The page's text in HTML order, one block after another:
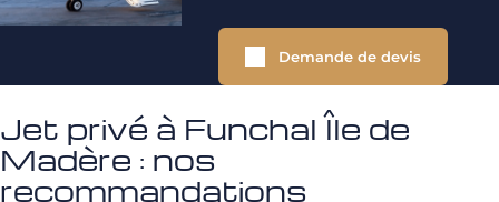
Demande de devis
Jet privé à Funchal Île de
Madère : nos
recommandations